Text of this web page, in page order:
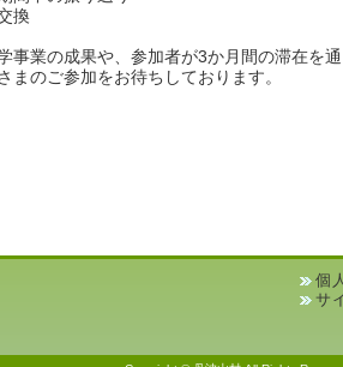
換
事業の成果や、参加者が3か月間の滞在を
まのご参加をお待ちしております。
個
サ